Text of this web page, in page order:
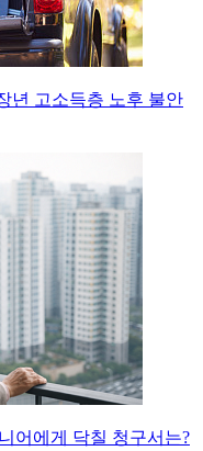
년 고소득층 노후 불안
어에게 닥칠 청구서는?